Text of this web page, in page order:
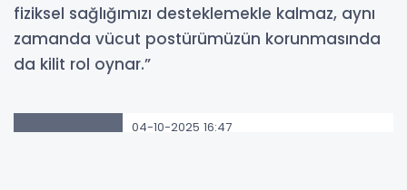
fiziksel sağlığımızı desteklemekle kalmaz, aynı
zamanda vücut postürümüzün korunmasında
da kilit rol oynar.”
503
04-10-2025 16:47